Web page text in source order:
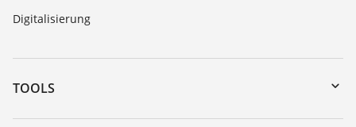
Digitalisierung
TOOLS
Download-Center